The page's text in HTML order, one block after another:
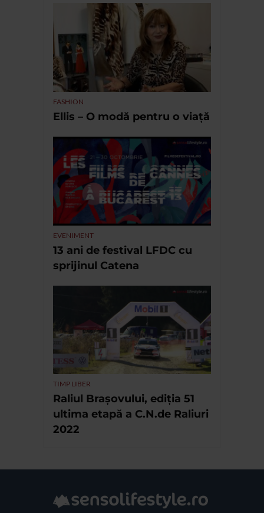
FASHION
Ellis – O modă pentru o viață
EVENIMENT
13 ani de festival LFDC cu
sprijinul Catena
TIMP LIBER
Raliul Brașovului, ediția 51
ultima etapă a C.N.de Raliuri
2022